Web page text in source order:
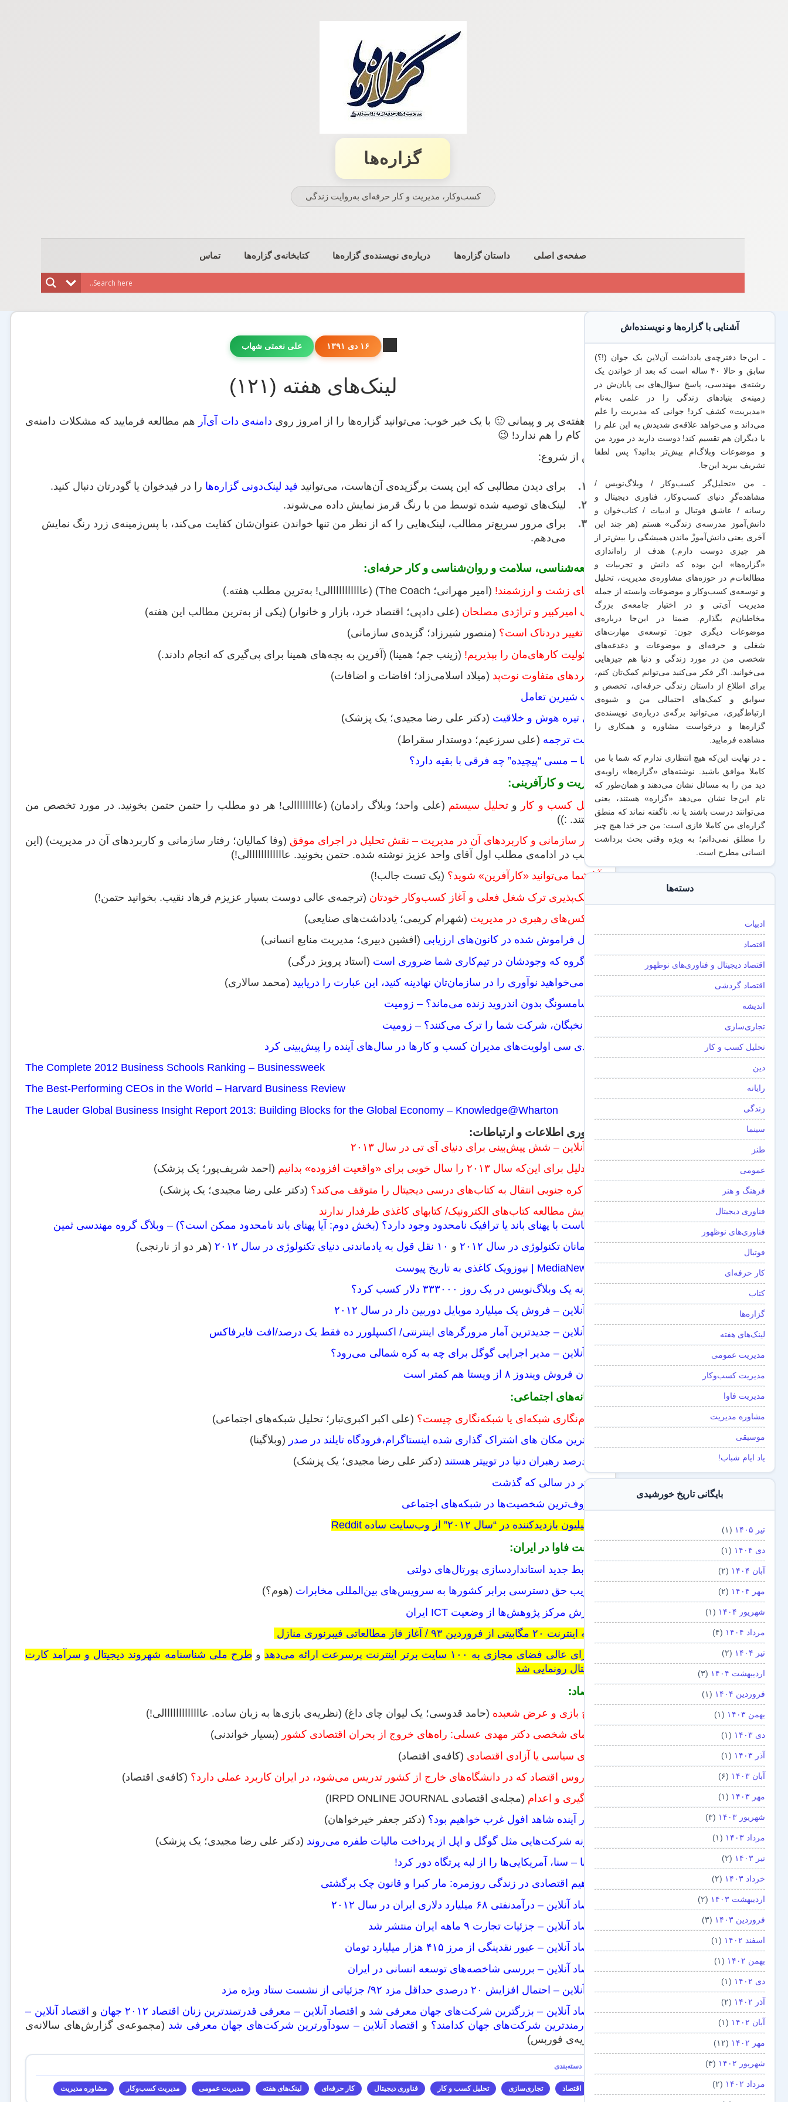
گزاره‌ها
کسب‌وکار، مدیریت و كار حرفه‌ای به‌روایت زندگی
صفحه‌ی اصلی داستان گزاره‌ها درباره‌ی نویسنده‌ی گزاره‌ها کتابخانه‌ی گزاره‌ها تماس
۱۶ دی ۱۳۹۱ علی نعمتی شهاب
لینک‌های هفته (۱۲۱)
چه هفته‌ی پر و پیمانی 🙂 با یک خبر خوب: می‌توانید گزاره‌ها را از امروز روی دامنه‌ی دات آی‌آر هم مطالعه فرمایید که مشکلات دامنه‌ی
دات‌ کام را هم ندارد! 😉
پیش از شروع:
برای دیدن مطالبی که این پست برگزیده‌ی آن‌هاست، می‌توانید فید لینک‌دونی گزاره‌ها را در فیدخوان یا گودرتان دنبال کنید.
لینک‌های توصیه شده توسط من با رنگ قرمز نمایش داده می‌شوند.
برای مرور سریع‌تر مطالب، لینک‌هایی را که از نظر من تنها خواندن عنوان‌شان کفایت می‌کند، با پس‌زمینه‌ی زرد رنگ نمایش
می‌دهم.
جامعه‌شناسی، سلامت و روان‌شناسی و کار حرفه‌ای:
هدایای زشت و ارزشمند! (امیر مهرانی؛ The Coach) (عااااااااااالی! به‌ترین مطلب هفته.)
مرگ امیرکبیر و تراژدی مصلحان (علی دادپی؛ اقتصاد خرد، بازار و خانوار) (یکی از به‌ترین مطالب این هفته)
چرا تغییر دردناک است؟ (منصور شیرزاد؛ گزیده‌ی سازمانی)
مسئولیت کارهای‌مان را بپذیریم! (زینب جم؛ همینا) (آفرین به بچه‌های همینا برای پی‌گیری که انجام دادند.)
کاربردهای متفاوت نوت‌پد (میلاد اسلامی‌زاد؛ افاضات و اضافات)
بحث شیرین تعامل
روی تیره هوش و خلاقیت (دکتر علی رضا مجیدی؛ یک پزشک)
اهمیت ترجمه (علی سرزعیم؛ دوستدار سقراط)
ایسنا – مسی “پیچیده” چه فرقی با بقیه دارد؟
مدیریت و کارآفرینی:
تحلیل کسب و کار وتحلیل سیستم (علی واحد؛ وبلاگ رادمان) (عاااااااالی! هر دو مطلب را حتمن حتمن بخونید. در مورد تخصص من
نوشتند. :))
رفتار سازمانی و کاربردهای آن در مدیریت – نقش تحلیل در اجرای موفق (وفا کمالیان؛ رفتار سازمانی و کاربردهای آن در مدیریت) (این
مطلب در ادامه‌ی مطلب اول آقای واحد عزیز نوشته شده. حتمن بخونید. عاااااااااااالی!)
آیا شما می‌توانید «کارآفرین» شوید؟ (یک تست جالب!)
ریسک‌پذیری ترک شغل فعلی و آغاز کسب‌وکار خودتان (ترجمه‌ی عالی دوست بسیار عزیزم فرهاد نقیب. بخوانید حتمن!)
کانتکس‌های رهبری در مدیریت (شهرام کریمی؛ یادداشت‌های صنایعی)
عامل فراموش شده در کانون‌های ارزیابی (افشین دبیری؛ مدیریت منابع انسانی)
پنج گروه که وجودشان در تیم‌کاری شما ضروری است (استاد پرویز درگی)
اگر می‌خواهید نوآوری را در سازمان‌تان نهادینه کنید، این عبارت را دریابید (محمد سالاری)
آیا سامسونگ بدون اندروید زنده می‌ماند؟ – زومیت
چرا نخبگان، شرکت شما را ترک می‌کنند؟ – زومیت
آی دی سی اولویت‌های مدیران کسب و کار‌ها در سال‌های آینده را پیش‌بینی کرد
The Complete 2012 Business Schools Ranking – Businessweek
The Best-Performing CEOs in the World – Harvard Business Review
The Lauder Global Business Insight Report 2013: Building Blocks for the Global Economy – Knowledge@Wharton
فناوری اطلاعات و ارتباطات:
خبرآنلاین – شش پیش‌بینی برای دنیای آی تی در سال ۲۰۱۳
پنج دلیل برای این‌که سال ۲۰۱۳ را سال خوبی برای «واقعیت افزوده» بدانیم
(احمد شریف‌پور؛ یک پزشک)
چرا کره جنوبی انتقال به کتاب‌های درسی دیجیتال را متوقف می‌کند؟ (دکتر علی رضا مجیدی؛ یک پزشک)
افزایش مطالعه کتاب‌های الکترونیک/ کتابهای کاغذی طرفدار ندارند
آیا هاست با پهنای باند یا ترافیک نامحدود وجود دارد؟ (بخش دوم: آیا پهنای باند نامحدود ممکن است؟) – وبلاگ گروه مهندسی ثمین
قهرمانان تکنولوژی در سال ۲۰۱۲
و ۱۰ نقل قول به یادماندنی دنیای تکنولوژی در سال ۲۰۱۲
(هر دو از نارنجی)
MediaNews.ir | نیوزویک کاغذی به تاریخ پیوست
چگونه یک وبلاگ‌نویس در یک روز ۳۳۳۰۰۰ دلار کسب کرد؟
خبرآنلاین – فروش یک میلیارد موبایل دوربین دار در سال ۲۰۱۲
خبرآنلاین – جدیدترین آمار مرورگرهای اینترنتی/ اکسپلورر ده فقط یک درصد/افت فایرفاکس
خبرآنلاین – مدیر اجرایی گوگل برای چه به کره شمالی می‌رود؟
میزان فروش ویندوز ۸ از ویستا هم کمتر است
رسانه‌های اجتماعی:
مردم‌نگاری شبکه‌ای یا شبکه‌نگاری چیست؟ (علی اکبر اکبری‌تبار؛ تحلیل شبکه‌های اجتماعی)
بیشترین مکان های اشتراک گذاری شده اینستاگرام،فرودگاه تایلند در صدر (وبلاگینا)
(دکتر علی رضا مجیدی؛ یک پزشک)
توییتر در سالی که گذشت
معروف‌ترین شخصیت‌ها در شبکه‌های اجتماعی
صنعت فاوا در ایران:
ضوابط جدید استانداردسازی پورتال‌های دولتی
تصویب حق دسترسی برابر کشورها به سرویس‌های بین‌المللی مخابرات (هوم؟)
گزارش مرکز پژوهش‌ها از وضعیت ICT ایران
ارائه اینترنت ۲۰ مگابیتی از فروردین ۹۳ / آغاز فاز مطالعاتی فیبرنوری منازل
شورای‌ عالی فضای مجازی به ۱۰۰ سایت برتر اینترنت پرسرعت ارائه می‌دهد
و طرح ملی شناسنامه شهروند دیجیتال و سرآمد کارت
دیجیتال رونمایی شد
اقتصاد:
چرخ بازی و عرض شعبده (حامد قدوسی؛ یک لیوان چای داغ) (نظریه‌ی بازی‌ها به زبان ساده. عااااااااااااالی!)
تارنمای شخصی دکتر مهدی عسلی: راه‌های خروج از بحران اقتصادی کشور (بسیار خواندنی)
آزادی سیاسی یا آزادی اقتصادی (کافه‌ی اقتصاد)
آیا دروس اقتصاد که در دانشگاه‌های خارج از کشور تدریس می‌شود، در ایران کاربرد عملی دارد؟ (کافه‌ی اقتصاد)
زورگیری و اعدام (مجله‌ی اقتصادی IRPD ONLINE JOURNAL)
آیا در آینده شاهد افول غرب خواهیم بود؟ (دکتر جعفر خیرخواهان)
چگونه شرکت‌هایی مثل گوگل و اپل از پرداخت مالیات طفره می‌روند (دکتر علی رضا مجیدی؛ یک پزشک)
ایسنا – سنا، آمریکایی‌ها را از لبه پرتگاه دور کرد!
مفاهیم اقتصادی در زندگی روزمره: مار کبرا و قانون چک برگشتی
اقتصاد آنلاین – درآمدنفتی ۶۸ میلیارد دلاری ایران در سال ۲۰۱۲
اقتصاد آنلاین – جزئیات تجارت ۹ ماهه ایران منتشر شد
اقتصاد آنلاین – عبور نقدینگی از مرز ۴۱۵ هزار میلیارد تومان
اقتصاد آنلاین – بررسی شاخصه‌های توسعه انسانی در ایران
خبرآنلاین – احتمال افزایش ۲۰ درصدی حداقل مزد ۹۲/ جزئیاتی از نشست ستاد ویژه مزد
اقتصاد آنلاین – بزرگترین شرکت‌های جهان معرفی شد و اقتصاد آنلاین – معرفی قدرتمندترین زنان اقتصاد ۲۰۱۲ جهان و اقتصاد آنلاین –
پرکارمندترین شرکت‌های جهان کدامند؟ و اقتصاد آنلاین – سودآورترین شرکت‌های جهان معرفی شد (مجموعه‌ی گزارش‌های سالانه‌ی
نشریه‌ی فوربس)
اقتصاد تجاری‌سازی تحلیل کسب و کار فناوری دیجیتال کار حرفه‌ای لینک‌های هفته مدیریت عمومی مدیریت کسب‌و‌کار مشاوره مدیریت
آشنایی با گزاره‌ها و نویسنده‌اش
ـ این‌جا دفترچه‌ی یادداشت‌ آن‌لاین یک جوان (!؟)
سابق و حالا ۴۰ ساله است که بعد از خواندن یک
رشته‌ی مهندسی، پاسخ سؤال‌های بی پایان‌ش در
زمینه‌ی بنیادهای زندگی را در علمی به‌نام
«مدیریت» کشف کرد! جوانی که مدیریت را علم
می‌داند و می‌خواهد علاقه‌ی شدیدش به این علم را
بادیگران همتقسیم کند! دوست دارید در مورد من
و موضوعات وبلاگ‌ام بیش‌تر بدانید؟ پس لطفا
تشریف ببرید این‌جا.
ـ من «تحلیل‌گر کسب‌وکار / وبلاگ‌نویس /
مشاهده‌گرِ دنیای کسب‌وکار، فناوری دیجیتال و
رسانه / عاشق فوتبال و ادبیات / کتاب‌خوان و
دانش‌آموز مدرسه‌ی زندگی» هستم (هر چند این
آخری یعنی دانش‌آموزْ ماندن همیشگی را بیش‌تر از
هر چیزی دوست دارم.) هدف از راه‌اندازی
«گزاره‌ها» این بوده که دانش و تجربیات‌ و
مطالعات‌م در حوزه‌های مشاوره‌ی مدیریت، تحلیل
و توسعه‌ی کسب‌وکار و موضوعات وابسته از جمله
مدیریت آی‌تی و در اختیار جامعه‌ی بزرگ
مخاطبان‌م بگذارم. ضمنا در این‌جا درباره‌ی
موضوعات دیگری چون: توسعه‌ی مهارت‌های
شغلی و حرفه‌ای و موضوعات و دغدغه‌های
شخصی من در مورد زندگی و دنیا هم چیزهایی
می‌خوانید. اگر فکر می‌کنید می‌توانم کمک‌تان کنم،
برای اطلاع از داستان زندگی حرفه‌ای، تخصص و
سوابق و کمک‌های احتمالی من و شیو‌ه‌ی
ارتباط‌گیری، می‌توانید برگه‌یدرباره‌ی نویسنده‌ی
گزاره‌ها و درخواست مشاوره و همکاری را
مشاهده فرمایید.
ـ در نهایت این‌که هیچ انتظاری ندارم که شما با من
کاملا موافق باشید. نوشته‌های «گزاره‌ها» زاویه‌ی
دید من را به مسائل نشان می‌دهند و همان‌طور که
نام این‌جا نشان می‌دهد «گزاره‌» هستند، یعنی
می‌توانند درست باشند یا نه. ناگفته نماند که منطق
گزاره‌ای من کاملا فازی است: من جز خدا هیچ چیز
را مطلق نمی‌دانم؛ به ویژه وقتی بحث برداشت
انسانی مطرح است.
دسته‌ها
ادبیات
اقتصاد
اقتصاد دیجیتال و فناوری‌های نوظهور
اقتصاد گردشی
اندیشه
تجاری‌سازی
تحلیل کسب و کار
دین
رایانه
زندگی
سینما
طنز
عمومی
فرهنگ و هنر
فناوری دیجیتال
فناوری‌های نوظهور
فوتبال
کار حرفه‌ای
کتاب
گزاره‌ها
لینک‌های هفته
مدیریت عمومی
مدیریت کسب‌و‌کار
مدیریت فاوا
مشاوره مدیریت
موسیقی
یاد ایام شباب!
بایگانی تاریخ خورشیدی
تیر ۱۴۰۵ (۱)
دی ۱۴۰۴ (۱)
آبان ۱۴۰۴ (۲)
مهر ۱۴۰۴ (۲)
شهریور ۱۴۰۴ (۱)
مرداد ۱۴۰۴ (۴)
تیر ۱۴۰۴ (۲)
اردیبهشت ۱۴۰۴ (۳)
فروردین ۱۴۰۴ (۱)
بهمن ۱۴۰۳ (۱)
دی ۱۴۰۳ (۱)
آذر ۱۴۰۳ (۱)
آبان ۱۴۰۳ (۶)
مهر ۱۴۰۳ (۱)
شهریور ۱۴۰۳ (۳)
مرداد ۱۴۰۳ (۱)
تیر ۱۴۰۳ (۲)
خرداد ۱۴۰۳ (۲)
اردیبهشت ۱۴۰۳ (۲)
فروردین ۱۴۰۳ (۳)
اسفند ۱۴۰۲ (۱)
بهمن ۱۴۰۲ (۱)
دی ۱۴۰۲ (۱)
آذر ۱۴۰۲ (۲)
آبان ۱۴۰۲ (۱)
مهر ۱۴۰۲ (۱۲)
شهریور ۱۴۰۲ (۳)
مرداد ۱۴۰۲ (۲)